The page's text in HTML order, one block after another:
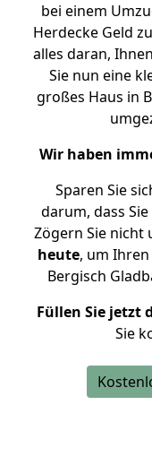
bei einem
Herdecke Geld
alles daran,
Sie nun eine
großes Haus in
Wir haben
Sparen Sie
darum, dass
Zögern Sie nicht
heute, um
Bergisch
Füllen Sie jetzt
Sie